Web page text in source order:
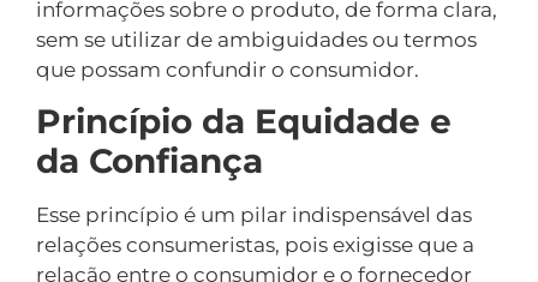
informações sobre o produto, de forma clara,
sem se utilizar de ambiguidades ou termos
que possam confundir o consumidor.
Princípio da Equidade e
da Confiança
Esse princípio é um pilar indispensável das
relações consumeristas, pois exigisse que a
relação entre o consumidor e o fornecedor